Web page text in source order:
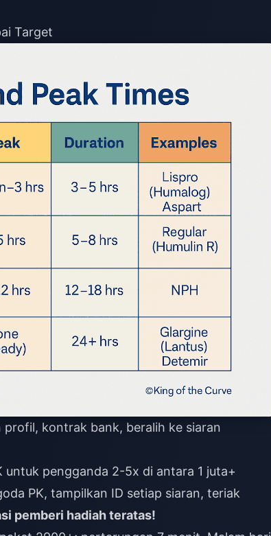
Target
profil, kontrak bank, beralih ke siaran
untuk pengganda 2-5x di antara 1 juta+
PK, tampilkan ID setiap siaran, teriak
pemberi hadiah teratas!